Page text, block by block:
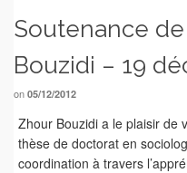
Soutenance
Bouzidi – 19
on 05/12/2012
Zhour Bouzidi a le plaisir de
thèse de doctorat en
coordination à travers